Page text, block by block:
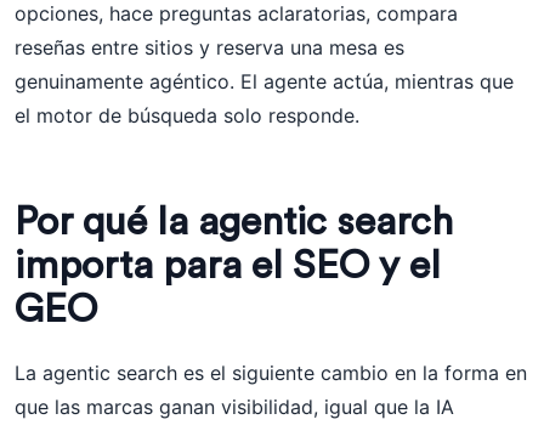
opciones, hace preguntas aclaratorias, compara
reseñas entre sitios y reserva una mesa es
genuinamente agéntico. El agente actúa, mientras que
el motor de búsqueda solo responde.
Por qué la agentic search
importa para el SEO y el
GEO
La agentic search es el siguiente cambio en la forma en
que las marcas ganan visibilidad, igual que la IA